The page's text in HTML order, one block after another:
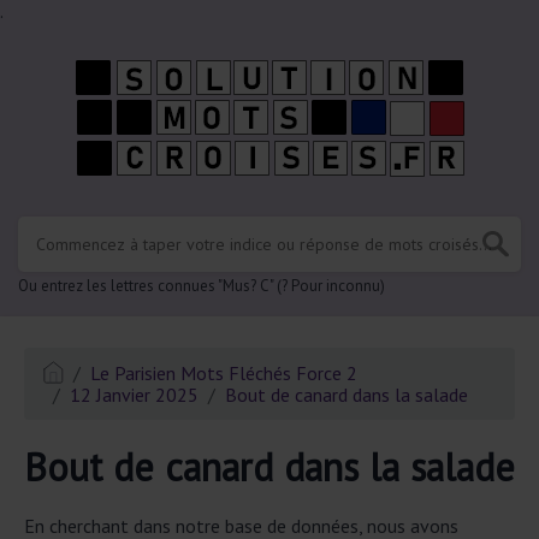
.
Ou entrez les lettres connues "Mus? C" (? Pour inconnu)
Le Parisien Mots Fléchés Force 2
12 Janvier 2025
Bout de canard dans la salade
Bout de canard dans la salade
En cherchant dans notre base de données, nous avons